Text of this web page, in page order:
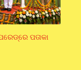
ପତାକା